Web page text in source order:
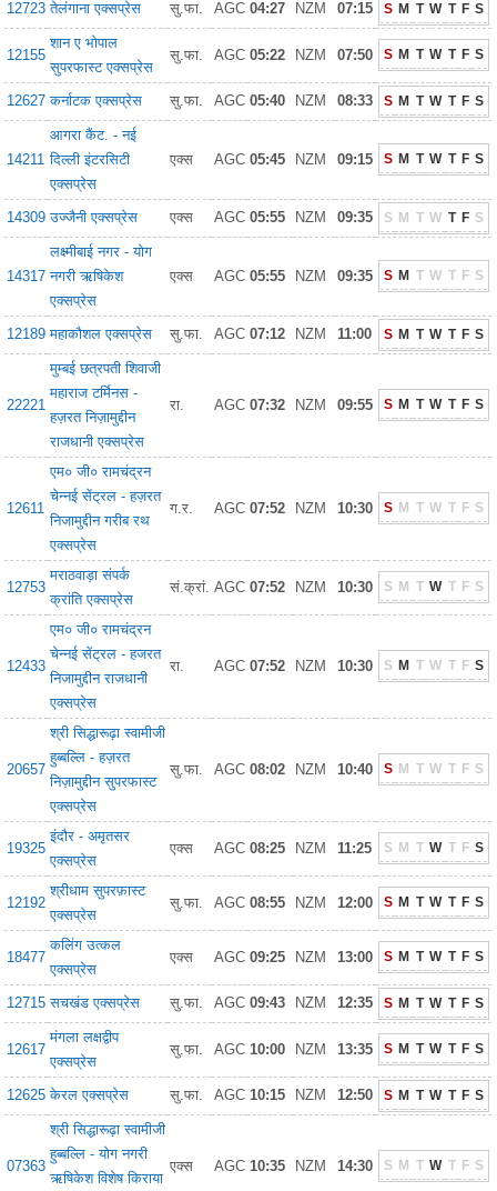
12723 तेलंगाना एक्सप्रेस सु.फा. AGC 04:27 NZM 07:15 S M T W T F S
12155
शान ए भोपाल
सुपरफास्ट एक्सप्रेस
सु.फा. AGC 05:22 NZM 07:50 S M T W T F S
12627 कर्नाटक एक्सप्रेस सु.फा. AGC 05:40 NZM 08:33 S M T W T F S
14211
आगरा कैंट. - नई
दिल्ली इंटरसिटी
एक्सप्रेस
एक्स AGC 05:45 NZM 09:15 S M T W T F S
14309 उज्जैनी एक्सप्रेस एक्स AGC 05:55 NZM 09:35 S M T W T F S
14317
लक्ष्मीबाई नगर - योग
नगरी ऋषिकेश
एक्सप्रेस
एक्स AGC 05:55 NZM 09:35 S M T W T F S
12189 महाकौशल एक्सप्रेस सु.फा. AGC 07:12 NZM 11:00 S M T W T F S
22221
मुम्बई छत्रपती शिवाजी
महाराज टर्मिनस -
हज़रत निज़ामुद्दीन
राजधानी एक्सप्रेस
रा. AGC 07:32 NZM 09:55 S M T W T F S
12611
एम० जी० रामचंद्रन
चेन्नई सेंट्रल - हज़रत
निजामुद्दीन गरीब रथ
एक्सप्रेस
ग.र. AGC 07:52 NZM 10:30 S M T W T F S
12753
मराठवाड़ा संपर्क
क्रांति एक्सप्रेस
सं.क्रां. AGC 07:52 NZM 10:30 S M T W T F S
12433
एम० जी० रामचंद्रन
चेन्नई सेंट्रल - हजरत
निजामुद्दीन राजधानी
एक्सप्रेस
रा. AGC 07:52 NZM 10:30 S M T W T F S
20657
श्री सिद्धारूढ़ा स्वामीजी
हुब्बल्लि - हज़रत
निज़ामुद्दीन सुपरफास्ट
एक्सप्रेस
सु.फा. AGC 08:02 NZM 10:40 S M T W T F S
19325
इंदौर - अमृतसर
एक्सप्रेस
एक्स AGC 08:25 NZM 11:25 S M T W T F S
12192
श्रीधाम सुपरफ़ास्ट
एक्सप्रेस
सु.फा. AGC 08:55 NZM 12:00 S M T W T F S
18477
कलिंग उत्कल
एक्सप्रेस
एक्स AGC 09:25 NZM 13:00 S M T W T F S
12715 सचखंड एक्सप्रेस सु.फा. AGC 09:43 NZM 12:35 S M T W T F S
12617
मंगला लक्षद्वीप
एक्सप्रेस
सु.फा. AGC 10:00 NZM 13:35 S M T W T F S
12625 केरल एक्सप्रेस सु.फा. AGC 10:15 NZM 12:50 S M T W T F S
07363
श्री सिद्धारूढ़ा स्वामीजी
हुब्बल्लि - योग नगरी
ऋषिकेश विशेष किराया
एक्स AGC 10:35 NZM 14:30 S M T W T F S